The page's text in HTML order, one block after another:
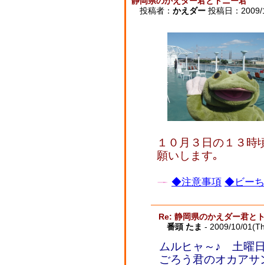
投稿者： かえダー 投稿日：
１０月３日の１３時
願いします｡
◆注意事項 ◆ビーち
Re: 静岡県のかえダー君と
番頭 たま - 2009/10/
ムルヒャ～♪ 土曜
ごろう君のオカア